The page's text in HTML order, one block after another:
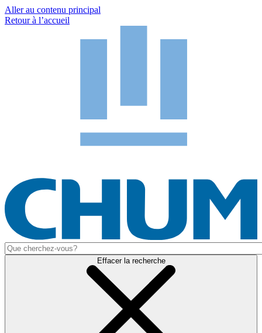
Aller au contenu principal
Retour à l’accueil
Effacer la recherche